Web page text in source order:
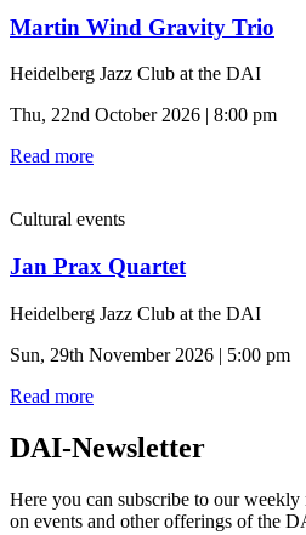
Martin Wind Gravity Trio
Heidelberg Jazz Club at the DAI
Thu, 22nd October 2026 | 8:00 pm
Read more
Cultural events
Jan Prax Quartet
Heidelberg Jazz Club at the DAI
Sun, 29th November 2026 | 5:00 pm
Read more
DAI-Newsletter
Here you can subscribe to our weekly
on events and other offerings of the